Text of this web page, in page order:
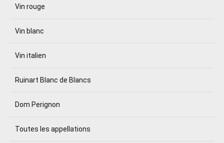
Vin rouge
Vin blanc
Vin italien
Ruinart Blanc de Blancs
Dom Perignon
Toutes les appellations